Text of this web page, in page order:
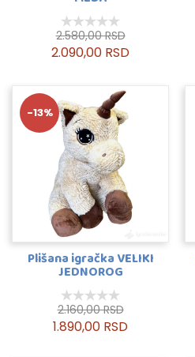
2.580,00 RSD
2.090,00 RSD
-13%
Plišana igračka VELIKI
JEDNOROG
2.160,00 RSD
1.890,00 RSD